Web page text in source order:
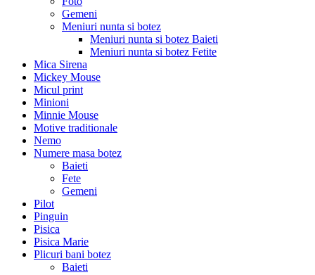
Gemeni
Meniuri nunta si botez
Meniuri nunta si botez Baieti
Meniuri nunta si botez Fetite
Mica Sirena
Mickey Mouse
Micul print
Minioni
Minnie Mouse
Motive traditionale
Nemo
Numere masa botez
Baieti
Fete
Gemeni
Pilot
Pinguin
Pisica
Pisica Marie
Plicuri bani botez
Baieti